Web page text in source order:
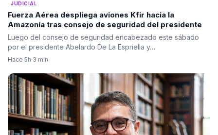
JUDICIAL
Fuerza Aérea despliega aviones Kfir hacia la
Amazonía tras consejo de seguridad del presidente
Luego del consejo de seguridad encabezado este sábado
por el presidente Abelardo De La Espriella y…
Hace 5h·3 min